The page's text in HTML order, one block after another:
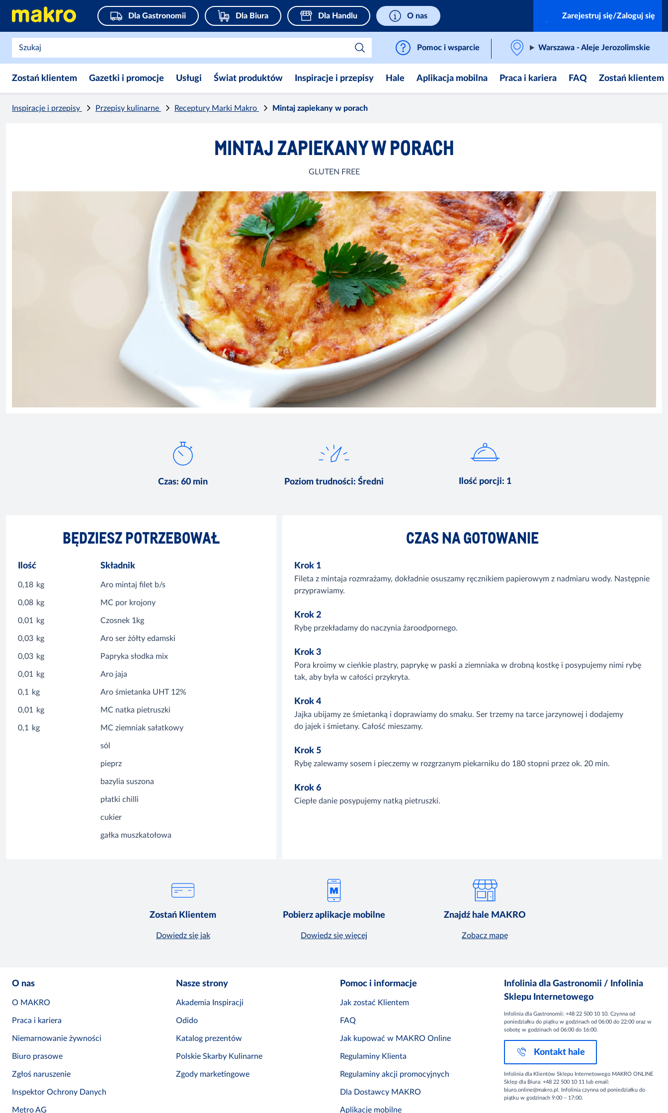
Dla Gastronomii Dla Biura Dla Handlu O nas Zarejestruj się/Zaloguj się
Pomoc i wsparcie Warszawa - Aleje Jerozolimskie
Zostań klientem Gazetki i promocje Usługi Świat produktów Inspiracje i przepisy Hale Aplikacja mobilna Praca i kariera FAQ Zostań klientem
Inspiracje i przepisy Przepisy kulinarne Receptury Marki Makro Mintaj zapiekany w porach
MINTAJ ZAPIEKANY W PORACH
GLUTEN FREE
Czas:60 min Poziom trudności: Średni Ilość porcji: 1
BĘDZIESZ POTRZEBOWAŁ
Ilość Składnik
0,18 kg Aro mintaj filet b/s
0,08 kg MC por krojony
0,01 kg Czosnek 1kg
0,03 kg Aro ser żółty edamski
0,03 kg Papryka słodka mix
0,01 kg Aro jaja
0,1 kg Aro śmietanka UHT 12%
0,01 kg MC natka pietruszki
0,1 kg MC ziemniak sałatkowy
sól
pieprz
bazylia suszona
płatki chilli
cukier
gałka muszkatołowa
CZAS NA GOTOWANIE
Krok 1
Fileta z mintaja rozmrażamy, dokładnie osuszamy ręcznikiem papierowym z nadmiaru wody. Następnie
przyprawiamy.
Krok 2
Rybę przekładamy do naczynia żaroodpornego.
Krok 3
Pora kroimy w cieńkie plastry, paprykę w paski a ziemniaka w drobną kostkę i posypujemy nimi rybę
tak, aby była w całości przykryta.
Krok 4
Jajka ubijamy ze śmietanką i doprawiamy do smaku. Ser trzemy na tarce jarzynowej i dodajemy
do jajek i śmietany. Całość mieszamy.
Krok 5
Rybę zalewamy sosem i pieczemy w rozgrzanym piekarniku do 180 stopni przez ok. 20 min.
Krok 6
Ciepłe danie posypujemy natką pietruszki.
Zostań Klientem
Dowiedz się jak
Pobierz aplikacje mobilne
Dowiedz się więcej
Znajdź hale MAKRO
Zobacz mapę
O nas
O MAKRO
Praca i kariera
Niemarnowanie żywności
Biuro prasowe
Zgłoś naruszenie
Inspektor Ochrony Danych
Metro AG
Nasze strony
Akademia Inspiracji
Odido
Katalog prezentów
Polskie Skarby Kulinarne
Zgody marketingowe
Pomoc i informacje
Jak zostać Klientem
FAQ
Jak kupować w MAKRO Online
Regulaminy Klienta
Regulaminy akcji promocyjnych
Dla Dostawcy MAKRO
Aplikacje mobilne
Infolinia dla Gastronomii / Infolinia
Sklepu Internetowego
Infolinia dla Gastronomii: +48 22 500 10 10. Czynna od
poniedziałku do piątku w godzinach od 06:00 do 22:00 oraz w
sobotę w godzinach od 06:00 do 16:00.
Kontakt hale
Infolinia dla Klientów Sklepu Internetowego MAKRO ONLINE
Sklep dla Biura: +48 22 500 10 11 lub email:
biuro.online@makro.pl. Infolinia czynna od poniedziałku do
piątku w godzinach 9:00 – 17:00.